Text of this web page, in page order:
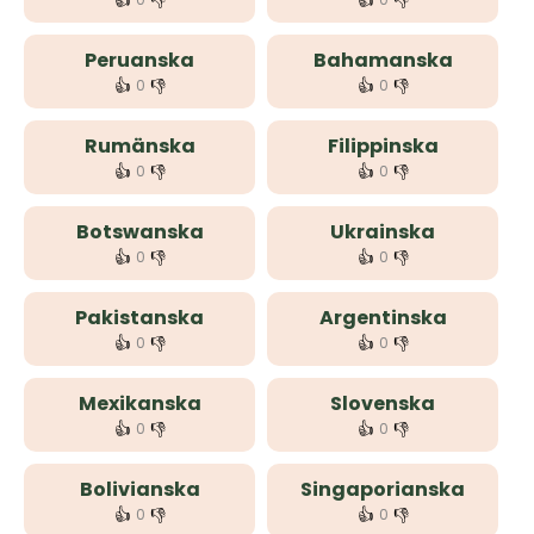
Peruanska
👍 0 👎
Bahamanska
👍 0 👎
Rumänska
👍 0 👎
Filippinska
👍 0 👎
Botswanska
👍 0 👎
Ukrainska
👍 0 👎
Pakistanska
👍 0 👎
Argentinska
👍 0 👎
Mexikanska
👍 0 👎
Slovenska
👍 0 👎
Bolivianska
👍 0 👎
Singaporianska
👍 0 👎